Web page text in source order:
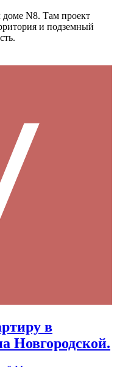
N8. Там проект
и подземный
в
Новгородской.